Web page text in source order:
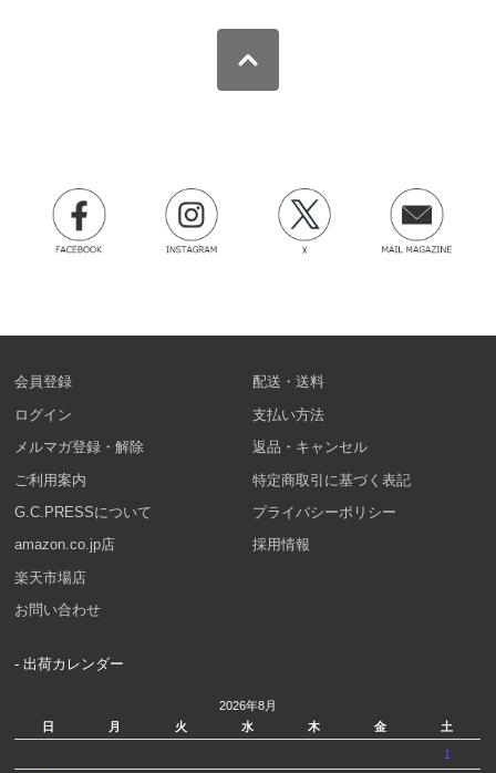
会員登録
ログイン
メルマガ登録・解除
ご利用案内
G.C.PRESSについて
amazon.co.jp店
楽天市場店
お問い合わせ
配送・送料
支払い方法
返品・キャンセル
特定商取引に基づく表記
プライバシーポリシー
採用情報
- 出荷カレンダー
2026年8月
日
月 火 水 木 金 土
1